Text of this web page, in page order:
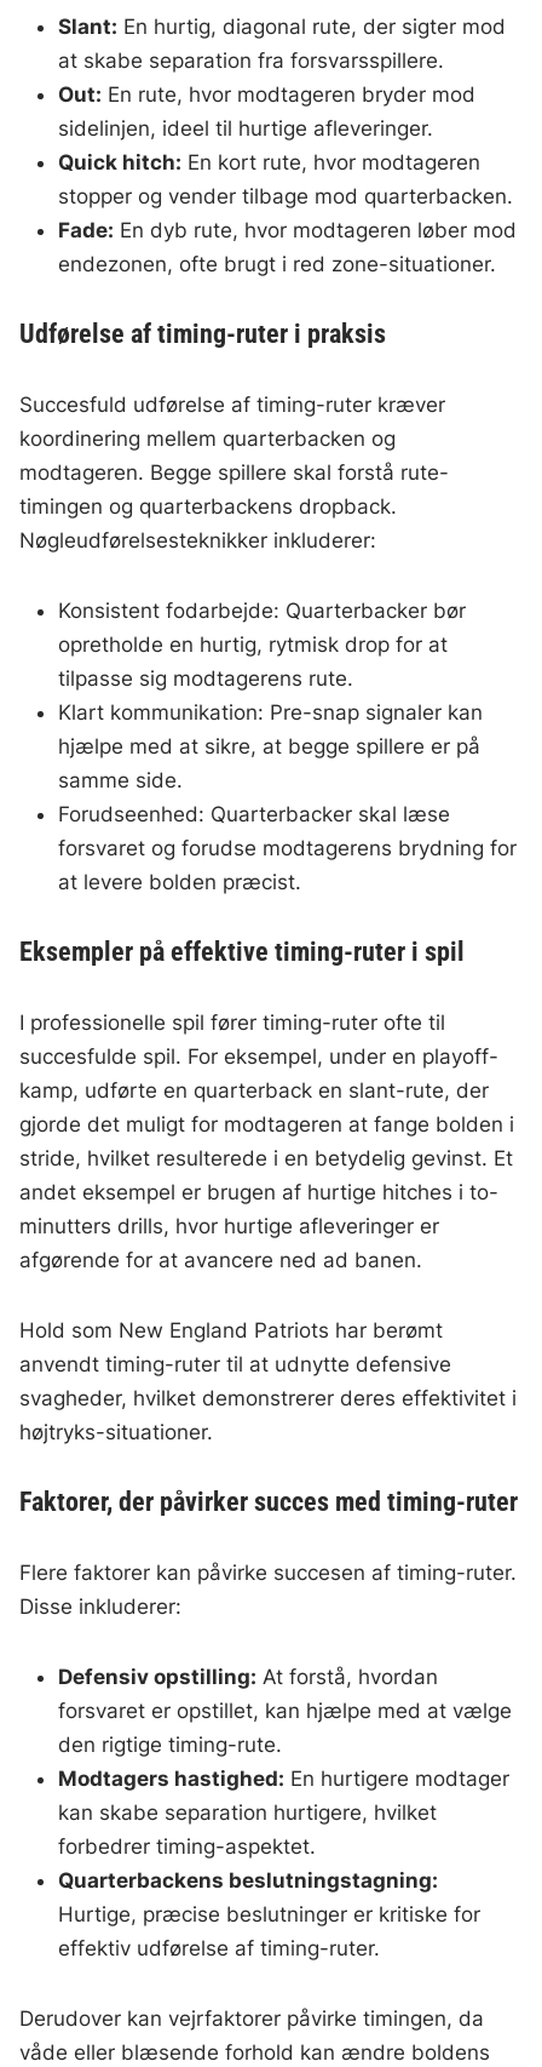
Slant: En hurtig, diagonal rute, der sigter mod
at skabe separation fra forsvarsspillere.
Out: En rute, hvor modtageren bryder mod
sidelinjen, ideel til hurtige afleveringer.
Quick hitch: En kort rute, hvor modtageren
stopper og vender tilbage mod quarterbacken.
Fade: En dyb rute, hvor modtageren løber mod
endezonen, ofte brugt i red zone-situationer.
Udførelse af timing-ruter i praksis
Succesfuld udførelse af timing-ruter kræver
koordinering mellem quarterbacken og
modtageren. Begge spillere skal forstå rute-
timingen og quarterbackens dropback.
Nøgleudførelsesteknikker inkluderer:
Konsistent fodarbejde: Quarterbacker bør
opretholde en hurtig, rytmisk drop for at
tilpasse sig modtagerens rute.
Klart kommunikation: Pre-snap signaler kan
hjælpe med at sikre, at begge spillere er på
samme side.
Forudseenhed: Quarterbacker skal læse
forsvaret og forudse modtagerens brydning for
at levere bolden præcist.
Eksempler på effektive timing-ruter i spil
I professionelle spil fører timing-ruter ofte til
succesfulde spil. For eksempel, under en playoff-
kamp, udførte en quarterback en slant-rute, der
gjorde det muligt for modtageren at fange bolden i
stride, hvilket resulterede i en betydelig gevinst. Et
andet eksempel er brugen af hurtige hitches i to-
minutters drills, hvor hurtige afleveringer er
afgørende for at avancere ned ad banen.
Hold som New England Patriots har berømt
anvendt timing-ruter til at udnytte defensive
svagheder, hvilket demonstrerer deres effektivitet i
højtryks-situationer.
Faktorer, der påvirker succes med timing-ruter
Flere faktorer kan påvirke succesen af timing-ruter.
Disse inkluderer:
Defensiv opstilling: At forstå, hvordan
forsvaret er opstillet, kan hjælpe med at vælge
den rigtige timing-rute.
Modtagers hastighed: En hurtigere modtager
kan skabe separation hurtigere, hvilket
forbedrer timing-aspektet.
Quarterbackens beslutningstagning:
Hurtige, præcise beslutninger er kritiske for
effektiv udførelse af timing-ruter.
Derudover kan vejrfaktorer påvirke timingen, da
våde eller blæsende forhold kan ændre boldens